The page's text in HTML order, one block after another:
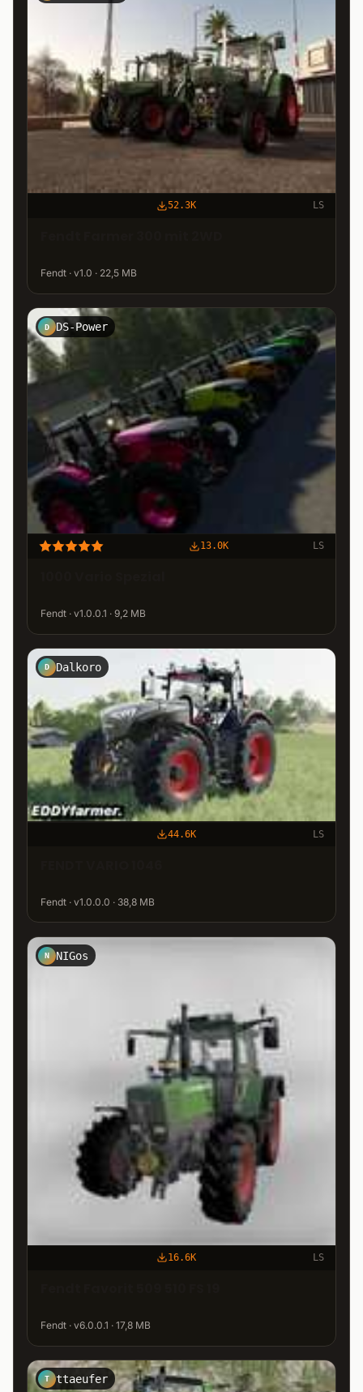
52.3K LS
Fendt · v1.0 · 22,5 MB
D DS-Power
13.0K LS
Fendt · v1.0.0.1 · 9,2 MB
D Dalkoro
44.6K LS
Fendt · v1.0.0.0 · 38,8 MB
N NIGos
16.6K LS
Fendt · v6.0.0.1 · 17,8 MB
T ttaeufer